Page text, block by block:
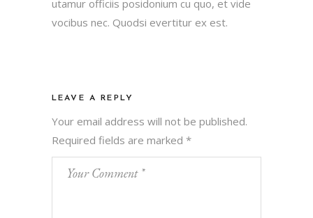
utamur officiis posidonium cu quo, et vide
vocibus nec. Quodsi evertitur ex est.
LEAVE A REPLY
Your email address will not be published.
Required fields are marked *